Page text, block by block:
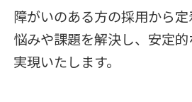
障がいのある方の採用から
悩みや課題を解決し、安定
実現いたします。